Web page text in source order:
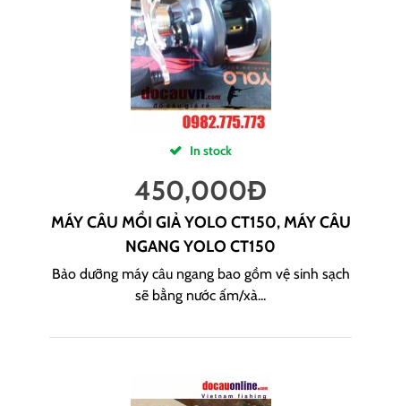
In stock
450,000Đ
MÁY CÂU MỒI GIẢ YOLO CT150, MÁY CÂU
NGANG YOLO CT150
Bảo dưỡng máy câu ngang bao gồm vệ sinh sạch
sẽ bằng nước ấm/xà...